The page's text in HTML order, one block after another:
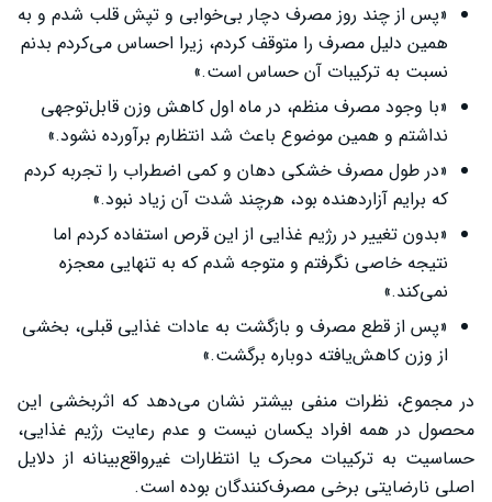
«پس از چند روز مصرف دچار بی‌خوابی و تپش قلب شدم و به
همین دلیل مصرف را متوقف کردم، زیرا احساس می‌کردم بدنم
نسبت به ترکیبات آن حساس است.»
«با وجود مصرف منظم، در ماه اول کاهش وزن قابل‌توجهی
نداشتم و همین موضوع باعث شد انتظارم برآورده نشود.»
«در طول مصرف خشکی دهان و کمی اضطراب را تجربه کردم
که برایم آزاردهنده بود، هرچند شدت آن زیاد نبود.»
«بدون تغییر در رژیم غذایی از این قرص استفاده کردم اما
نتیجه خاصی نگرفتم و متوجه شدم که به تنهایی معجزه
نمی‌کند.»
«پس از قطع مصرف و بازگشت به عادات غذایی قبلی، بخشی
از وزن کاهش‌یافته دوباره برگشت.»
در مجموع، نظرات منفی بیشتر نشان می‌دهد که اثربخشی این
محصول در همه افراد یکسان نیست و عدم رعایت رژیم غذایی،
حساسیت به ترکیبات محرک یا انتظارات غیرواقع‌بینانه از دلایل
اصلی نارضایتی برخی مصرف‌کنندگان بوده است.